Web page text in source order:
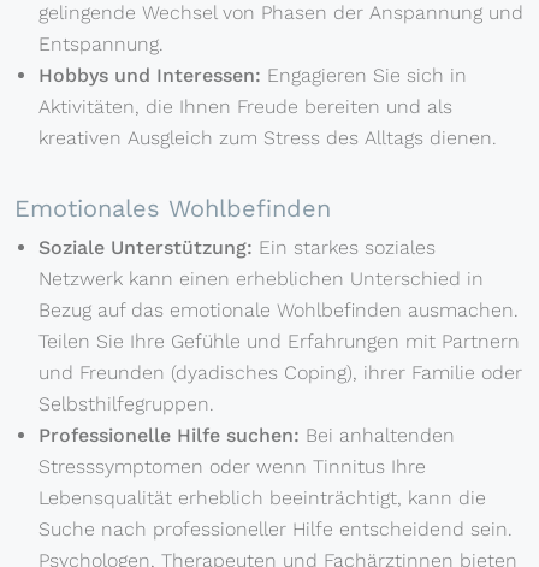
gelingende Wechsel von Phasen der Anspannung und
Entspannung.
Hobbys und Interessen: Engagieren Sie sich in
Aktivitäten, die Ihnen Freude bereiten und als
kreativen Ausgleich zum Stress des Alltags dienen.
Emotionales Wohlbefinden
Soziale Unterstützung: Ein starkes soziales
Netzwerk kann einen erheblichen Unterschied in
Bezug auf das emotionale Wohlbefinden ausmachen.
Teilen Sie Ihre Gefühle und Erfahrungen mit Partnern
und Freunden (dyadisches Coping), ihrer Familie oder
Selbsthilfegruppen.
Professionelle Hilfe suchen: Bei anhaltenden
Stresssymptomen oder wenn Tinnitus Ihre
Lebensqualität erheblich beeinträchtigt, kann die
Suche nach professioneller Hilfe entscheidend sein.
Psychologen, Therapeuten und Fachärztinnen bieten